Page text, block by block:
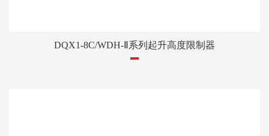
DQX1-8C/WDH-Ⅱ系列起升高度限制器